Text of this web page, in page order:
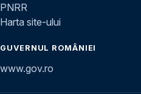
PNRR
Harta site-ului
GUVERNUL ROMÂNIEI
www.gov.ro